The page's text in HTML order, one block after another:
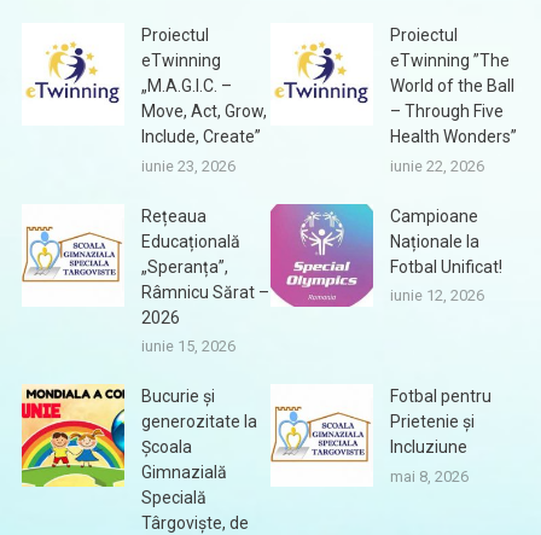
Proiectul
eTwinning
„M.A.G.I.C. –
Move, Act, Grow,
Include, Create”
iunie 23, 2026
Proiectul
eTwinning ”The
World of the Ball
– Through Five
Health Wonders”
iunie 22, 2026
Rețeaua
Educațională
„Speranța”,
Râmnicu Sărat –
2026
iunie 15, 2026
Campioane
Naționale la
Fotbal Unificat!
iunie 12, 2026
Bucurie și
generozitate la
Școala
Gimnazială
Specială
Târgoviște, de
Fotbal pentru
Prietenie și
Incluziune
mai 8, 2026